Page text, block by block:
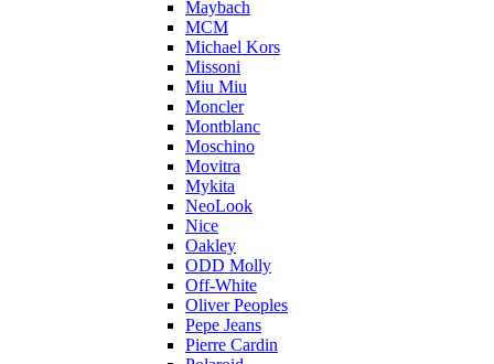
Maybach
MCM
Michael Kors
Missoni
Miu Miu
Moncler
Montblanc
Moschino
Movitra
Mykita
NeoLook
Nice
Oakley
ODD Molly
Off-White
Oliver Peoples
Pepe Jeans
Pierre Cardin